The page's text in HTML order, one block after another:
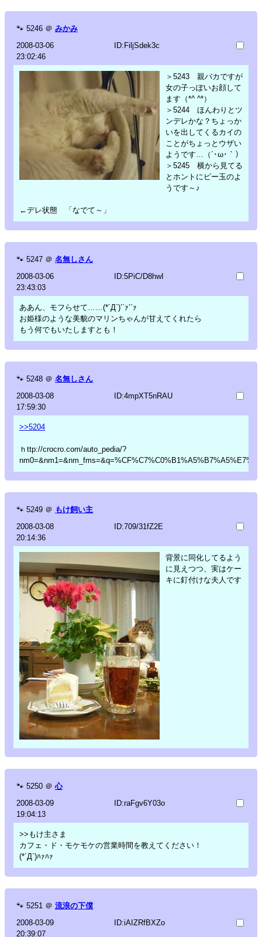
🐾 5246 ＠ みかみ
2008-03-06
23:02:46
ID:FiljSdek3c
＞5243 親バカですが
女の子っぽいお顔して
ます（*^ ^*）
＞5244 ほんわりとツ
ンデレかな？ちょっか
いを出してくるカイの
ことがちょっとウザい
ようです…（´･ω･｀）
＞5245 横から見てる
とホントにビー玉のよ
うです～♪
←デレ状態 「なでて～」
🐾 5247 ＠ 名無しさん
2008-03-06
23:43:03
ID:5PiC/D8hwI
ああん、モフらせて……(*´Д`)’`ｧ’`ｧ
お姫様のような美貌のマリンちゃんが甘えてくれたら
もう何でもいたしますとも！
🐾 5248 ＠ 名無しさん
2008-03-08
17:59:30
ID:4mpXT5nRAU
>>5204
ｈttp://crocro.com/auto_pedia/?
🐾 5249 ＠ もけ飼い主
2008-03-08
20:14:36
ID:709/31fZ2E
背景に同化してるよう
に見えつつ、実はケー
キに釘付けな夫人です
🐾 5250 ＠ 心
2008-03-09
19:04:13
ID:raFgv6Y03o
>>もけ主さま
カフェ・ド・モケモケの営業時間を教えてください！
(*´Д`)ﾊｧﾊｧ
🐾 5251 ＠ 流浪の下僕
2008-03-09
20:39:07
ID:iAIZRfBXZo